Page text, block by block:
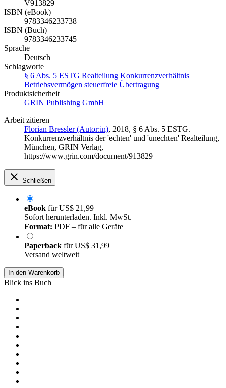
V913829
ISBN (eBook)
9783346233738
ISBN (Buch)
9783346233745
Sprache
Deutsch
Schlagworte
§ 6 Abs. 5 ESTG Realteilung Konkurrenzverhältnis
Betriebsvermögen steuerfreie Übertragung
Produktsicherheit
GRIN Publishing GmbH
Arbeit zitieren
Florian Bressler (Autor:in), 2018, § 6 Abs. 5 ESTG.
Konkurrenzverhältnis der 'echten' und 'unechten' Realteilung,
München, GRIN Verlag,
https://www.grin.com/document/913829
Schließen
eBook fürUS$ 21,99
Sofort herunterladen. Inkl. MwSt.
Format: PDF – für alle Geräte
Paperback fürUS$ 31,99
Versand weltweit
In den Warenkorb
Blick ins Buch